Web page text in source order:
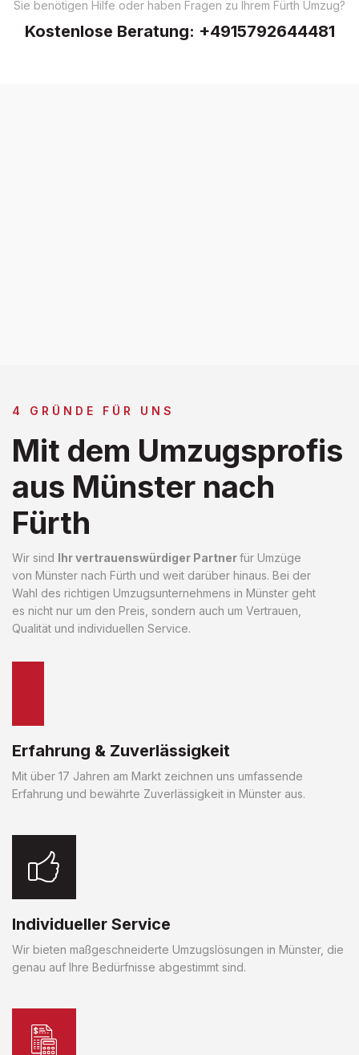
Sie benötigen Hilfe oder haben Fragen zu Ihrem Fürth Umzug?
Kostenlose Beratung: +4915792644481
4 GRÜNDE FÜR UNS
Mit dem Umzugsprofis
aus Münster nach
Fürth
Wir sind Ihr vertrauenswürdiger Partnerfür Umzüge
von Münster nach Fürth und weit darüber hinaus. Bei der
Wahl des richtigen Umzugsunternehmens in Münster geht
es nicht nur um den Preis, sondern auch um Vertrauen,
Qualität und individuellen Service.
Erfahrung & Zuverlässigkeit
Mit über 17 Jahren am Markt zeichnen uns umfassende
Erfahrung und bewährte Zuverlässigkeit in Münster aus.
Individueller Service
Wir bieten maßgeschneiderte Umzugslösungen in Münster, die
genau auf Ihre Bedürfnisse abgestimmt sind.